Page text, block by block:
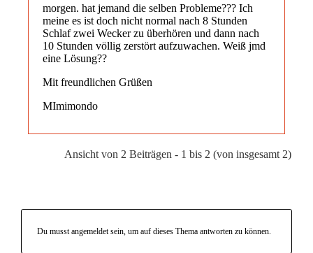
morgen. hat jemand die selben Probleme??? Ich
meine es ist doch nicht normal nach 8 Stunden
Schlaf zwei Wecker zu überhören und dann nach
10 Stunden völlig zerstört aufzuwachen. Weiß jmd
eine Lösung??
Mit freundlichen Grüßen
MImimondo
Ansicht von 2 Beiträgen - 1 bis 2 (von insgesamt 2)
Du musst angemeldet sein, um auf dieses Thema antworten zu können.